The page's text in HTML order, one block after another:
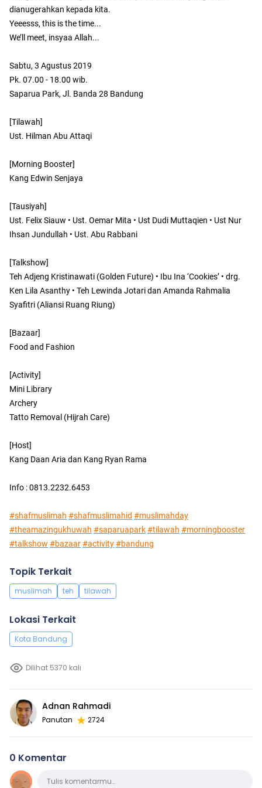
dianugerahkan kepada kita.⁣⁣
Yeeesss, this is the time...⁣⁣
We’ll meet, insyaa Allah...⁣⁣
Sabtu, 3 Agustus 2019⁣⁣
Pk. 07.00 - 18.00 wib.⁣⁣
Saparua Park, Jl. Banda 28 Bandung⁣⁣
[Tilawah]⁣⁣
Ust. Hilman Abu Attaqi⁣⁣
[Morning Booster]⁣⁣
Kang Edwin Senjaya⁣⁣
[Tausiyah]⁣⁣
Ust. Felix Siauw • Ust. Oemar Mita • Ust Dudi Muttaqien • Ust Nur
Ihsan Jundullah • Ust. Abu Rabbani⁣⁣
[Talkshow]⁣⁣
Teh Adjeng Kristinawati (Golden Future) • Ibu Ina ‘Cookies’ • drg.
Ken Lila Asanthy • Teh Lewinda Jotari dan Amanda Rahmalia
Syafitri (Aliansi Ruang Riung)⁣⁣
[Bazaar]⁣⁣
Food and Fashion⁣⁣
[Activity]⁣⁣
Mini Library⁣⁣
Archery⁣⁣
Tatto Removal (Hijrah Care)⁣⁣
[Host]⁣⁣
Kang Daan Aria dan Kang Ryan Rama⁣⁣
Info : 0813.2232.6453⁣⁣
#shafmuslimah #shafmuslimahid #muslimahday
#theamazingukhuwah #saparuapark#tilawah #morningbooster
#talkshow #bazaar#activity#bandung
Topik Terkait
muslimah teh tilawah
Lokasi Terkait
Kota Bandung
Dilihat 5370 kali
Adnan Rahmadi
Panutan 2724
0 Komentar
KomentarTulis komentarmu…